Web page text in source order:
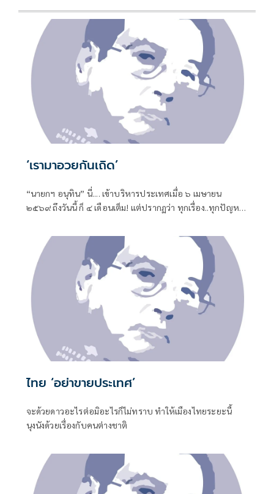
‘เรามาอวยกันเถิด’
“นายกฯ อนุทิน” นี่.... เข้าบริหารประเทศเมื่อ ๖ เมษายน
๒๕๖๙ ถึงวันนี้ ก็ ๔ เดือนเต็ม! แต่ปรากฏว่า ทุกเรื่อง..ทุกปัญหา
ไทย ‘อย่าขายประเทศ’
จะด้วยดาวอะไรต่อมิอะไรก็ไม่ทราบ ทำให้เมืองไทยระยะนี้
นุงนังด้วยเรื่องกับคนต่างชาติ